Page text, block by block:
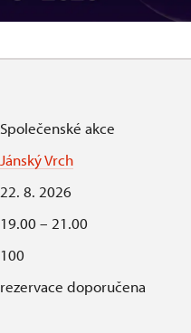
Společenské akce
Jánský Vrch
22. 8. 2026
19.00 – 21.00
100
rezervace doporučena